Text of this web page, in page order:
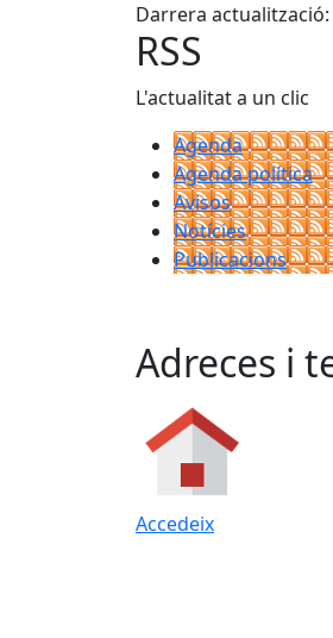
Darrera
RSS
L'actualitat a un clic
Agenda
Agenda política
Avisos
Notícies
Publicacions
Adreces i
Accedeix